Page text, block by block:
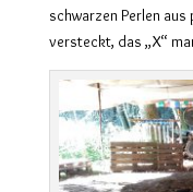
schwarzen Perlen aus
versteckt, das „X“